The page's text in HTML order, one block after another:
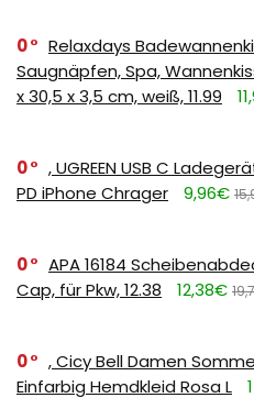
0
Relaxdays
Saugnäpfen, Spa,
x 30,5 x 3,5 cm, weiß, 11.99
0
, UGREEN USB C
PD iPhone Chrager
9,96€
0
APA 16184
Cap, für Pkw, 12.38
12,38€
0
, Cicy Bell Damen
Einfarbig Hemdkleid Rosa L